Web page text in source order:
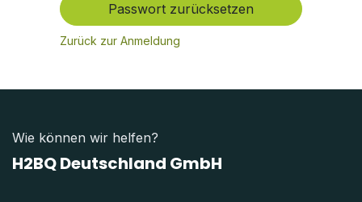
Passwort zurücksetzen
Zurück zur Anmeldung
Wie können wir helfen?
H2BQ Deutschland GmbH